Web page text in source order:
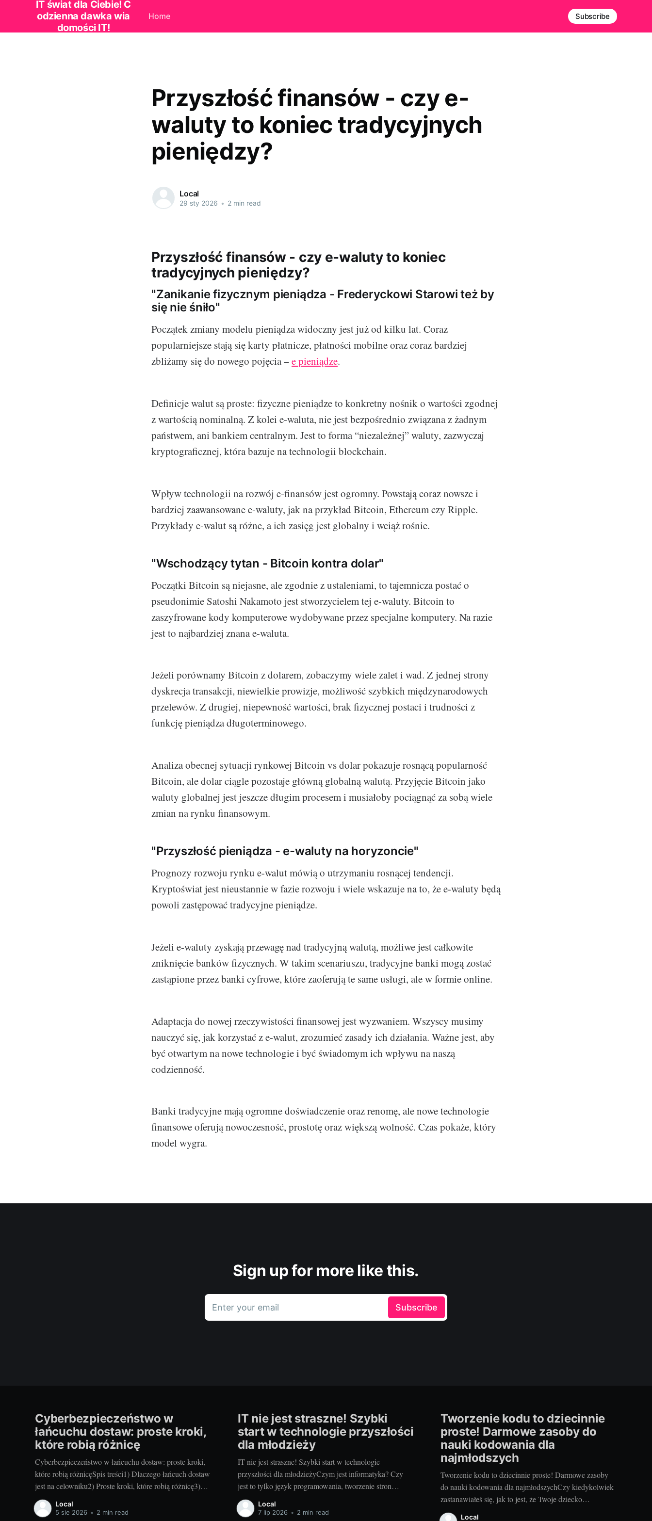
IT świat dla Ciebie! C
odzienna dawka wia
domości IT!
Home Subscribe
Przyszłość finansów - czy e-
waluty to koniec tradycyjnych
pieniędzy?
Local
29 sty 2026 • 2 min read
Przyszłość finansów - czy e-waluty to koniec
tradycyjnych pieniędzy?
"Zanikanie fizycznym pieniądza - Frederyckowi Starowi też by
się nie śniło"
Początek zmiany modelu pieniądza widoczny jest już od kilku lat. Coraz
popularniejsze stają się karty płatnicze, płatności mobilne oraz coraz bardziej
zbliżamy się do nowego pojęcia –e pieniądze.
Definicje walut są proste: fizyczne pieniądze to konkretny nośnik o wartości zgodnej
z wartością nominalną. Z kolei e-waluta, nie jest bezpośrednio związana z żadnym
państwem, ani bankiem centralnym. Jest to forma “niezależnej” waluty, zazwyczaj
kryptograficznej, która bazuje na technologii blockchain.
Wpływ technologii na rozwój e-finansów jest ogromny. Powstają coraz nowsze i
bardziej zaawansowane e-waluty, jak na przykład Bitcoin, Ethereum czy Ripple.
Przykłady e-walut są różne, a ich zasięg jest globalny i wciąż rośnie.
"Wschodzący tytan - Bitcoin kontra dolar"
Początki Bitcoin są niejasne, ale zgodnie z ustaleniami, to tajemnicza postać o
pseudonimie Satoshi Nakamoto jest stworzycielem tej e-waluty. Bitcoin to
zaszyfrowane kody komputerowe wydobywane przez specjalne komputery. Na razie
jest to najbardziej znana e-waluta.
Jeżeli porównamy Bitcoin z dolarem, zobaczymy wiele zalet i wad. Z jednej strony
dyskrecja transakcji, niewielkie prowizje, możliwość szybkich międzynarodowych
przelewów. Z drugiej, niepewność wartości, brak fizycznej postaci i trudności z
funkcję pieniądza długoterminowego.
Analiza obecnej sytuacji rynkowej Bitcoin vs dolar pokazuje rosnącą popularność
Bitcoin, ale dolar ciągle pozostaje główną globalną walutą. Przyjęcie Bitcoin jako
waluty globalnej jest jeszcze długim procesem i musiałoby pociągnąć za sobą wiele
zmian na rynku finansowym.
"Przyszłość pieniądza - e-waluty na horyzoncie"
Prognozy rozwoju rynku e-walut mówią o utrzymaniu rosnącej tendencji.
Kryptoświat jest nieustannie w fazie rozwoju i wiele wskazuje na to, że e-waluty będą
powoli zastępować tradycyjne pieniądze.
Jeżeli e-waluty zyskają przewagę nad tradycyjną walutą, możliwe jest całkowite
zniknięcie banków fizycznych. W takim scenariuszu, tradycyjne banki mogą zostać
zastąpione przez banki cyfrowe, które zaoferują te same usługi, ale w formie online.
Adaptacja do nowej rzeczywistości finansowej jest wyzwaniem. Wszyscy musimy
nauczyć się, jak korzystać z e-walut, zrozumieć zasady ich działania. Ważne jest, aby
być otwartym na nowe technologie i być świadomym ich wpływu na naszą
codzienność.
Banki tradycyjne mają ogromne doświadczenie oraz renomę, ale nowe technologie
finansowe oferują nowoczesność, prostotę oraz większą wolność. Czas pokaże, który
model wygra.
Sign up for more like this.
Enter your email Subscribe
Cyberbezpieczeństwo w
łańcuchu dostaw: proste kroki,
które robią różnicę
Cyberbezpieczeństwo w łańcuchu dostaw: proste kroki,
które robią różnicęSpis treści1) Dlaczego łańcuch dostaw
jest na celowniku2) Proste kroki, które robią różnicę3)
Plan na jutro: utrzymanie i mierzenie efektów1) Dlaczego
łańcuch dostaw jest na celownikuCo to jest atak na
Local
5 sie 2026 • 2 min read
IT nie jest straszne! Szybki
start w technologie przyszłości
dla młodzieży
IT nie jest straszne! Szybki start w technologie
przyszłości dla młodzieżyCzym jest informatyka? Czy
jest to tylko język programowania, tworzenie stron
internetowych czy może coś więcej? Prawda jest taka, że
informatyka to naprawdę szerokie pole z wieloma
Local
7 lip 2026 • 2 min read
Tworzenie kodu to dziecinnie
proste! Darmowe zasoby do
nauki kodowania dla
najmłodszych
Tworzenie kodu to dziecinnie proste! Darmowe zasoby
do nauki kodowania dla najmłodszychCzy kiedykolwiek
zastanawiałeś się, jak to jest, że Twoje dziecko
błyskawicznie rozumie zawiłości smartfonów, tabletów
Local